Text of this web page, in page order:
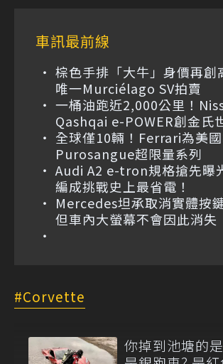
車訊最前線
棕色手排「大牛」身價再創
唯一Murciélago SV拍賣
一桶油跑近2,000公里！
Qashqai e-POWER創金氏
全球僅10輛！Ferrari為美
Purosangue超限量系列
Audi A2 e-tron規格搶先曝
編成挑戰史上最省電！
Mercedes坦承取消實體按
但車內大螢幕不會因此消失
Corvette
你掉到池塘的